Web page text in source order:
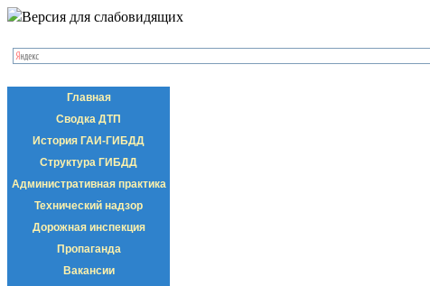
Версия для слабовидящих
Главная
Сводка ДТП
История ГАИ-ГИБДД
Структура ГИБДД
Административная практика
Технический надзор
Дорожная инспекция
Пропаганда
Вакансии